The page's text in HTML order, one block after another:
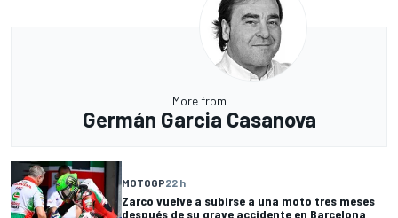
More from
Germán Garcia Casanova
MOTOGP22 h
Zarco vuelve a subirse a una moto tres meses
después de su grave accidente en Barcelona